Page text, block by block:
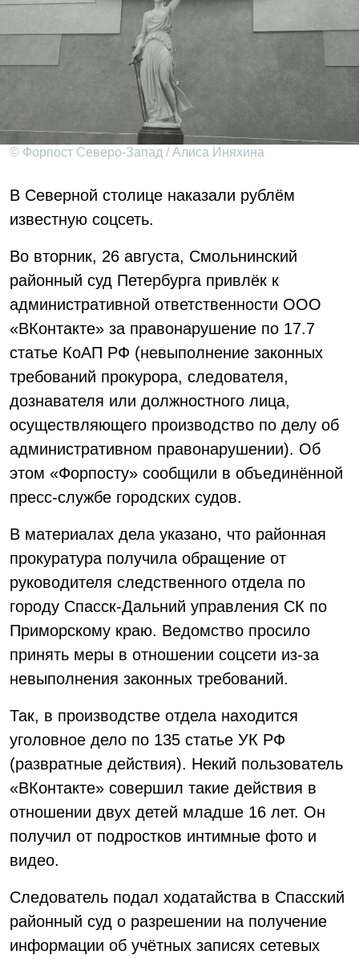
© Форпост Северо-Запад / Алиса Иняхина
В Северной столице наказали рублём
известную соцсеть.
Во вторник, 26 августа, Смольнинский
районный суд Петербурга привлёк к
административной ответственности ООО
«ВКонтакте» за правонарушение по 17.7
статье КоАП РФ (невыполнение законных
требований прокурора, следователя,
дознавателя или должностного лица,
осуществляющего производство по делу об
административном правонарушении). Об
этом «Форпосту» сообщили в объединённой
пресс-службе городских судов.
В материалах дела указано, что районная
прокуратура получила обращение от
руководителя следственного отдела по
городу Спасск-Дальний управления СК по
Приморскому краю. Ведомство просило
принять меры в отношении соцсети из-за
невыполнения законных требований.
Так, в производстве отдела находится
уголовное дело по 135 статье УК РФ
(развратные действия). Некий пользователь
«ВКонтакте» совершил такие действия в
отношении двух детей младше 16 лет. Он
получил от подростков интимные фото и
видео.
Следователь подал ходатайства в Спасский
районный суд о разрешении на получение
информации об учётных записях сетевых